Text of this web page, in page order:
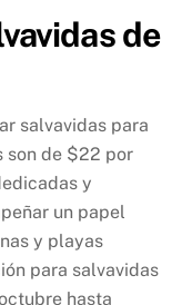
de
salvavidas para
son de $22 por
y
un papel
y playas
para salvavidas
hasta